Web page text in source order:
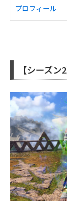
プロフィール
【シーズ